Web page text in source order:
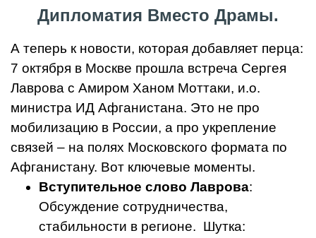
Дипломатия Вместо Драмы.
А теперь к новости, которая добавляет перца:
7 октября в Москве прошла встреча Сергея
Лаврова с Амиром Ханом Моттаки, и.о.
министра ИД Афганистана. Это не про
мобилизацию в России, а про укрепление
связей – на полях Московского формата по
Афганистану. Вот ключевые моменты.
Вступительное слово Лаврова:
Обсуждение сотрудничества,
стабильности в регионе. Шутка: